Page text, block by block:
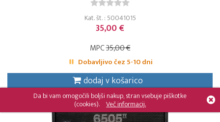
Kat. št. : 50041015
35,00 €
MPC35,00 €
Dobavljivo čez 5-10 dni
dodaj v košarico
Da bi vam omogočili boljši nakup, stran vsebuje piškotke
(cookies). Več informacij.